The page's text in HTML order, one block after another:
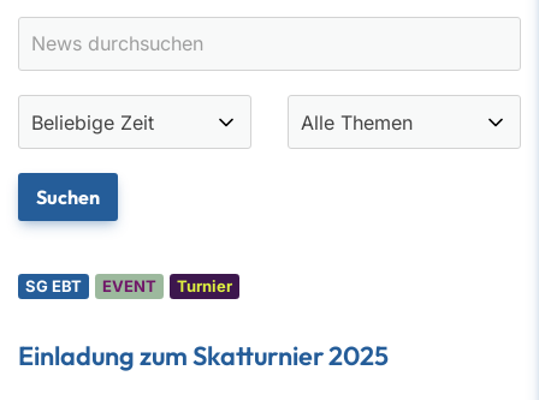
SG EBT EVENT Turnier
Einladung zum Skatturnier 2025